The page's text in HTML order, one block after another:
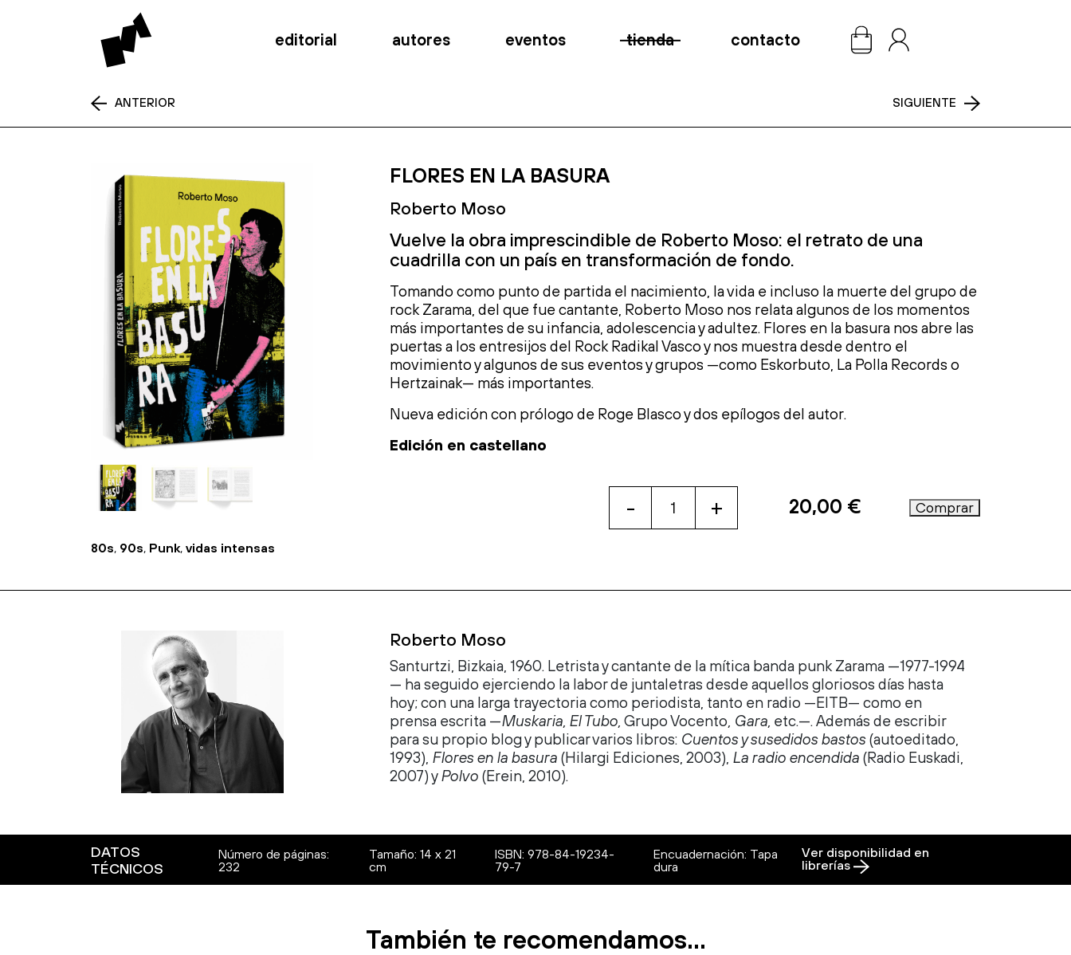
editorial autores eventos tienda contacto
ANTERIOR SIGUIENTE
80s, 90s, Punk, vidas intensas
FLORES EN LA BASURA
Roberto Moso
Vuelve la obra imprescindible de Roberto Moso: el retrato de una
cuadrilla con un país en transformación de fondo.
Tomando como punto de partida el nacimiento, la vida e incluso la muerte del grupo de
rock Zarama, del que fue cantante, Roberto Moso nos relata algunos de los momentos
más importantes de su infancia, adolescencia y adultez. Flores en la basura nos abre las
puertas a los entresijos del Rock RadikalVascoy nos muestra desde dentro el
movimiento y algunos de sus eventos y grupos —como Eskorbuto , La Polla Records o
Hertzainak— más importantes.
Nueva edicióncon prólogo de Roge Blasco y dos epílogos del autor.
Edición en castellano
FLORES
EN
- + 20,00 € Comprar
Roberto Moso
Santurtzi, Bizkaia, 1960. Letrista y cantante de la mítica banda punk Zarama —1977-1994
— ha seguido ejerciendo la labor de juntaletras desde aquellos gloriosos días hasta
hoy; con una larga trayectoria como periodista, tanto en radio —EITB— como en
prensa escrita —Muskaria, El Tubo, Grupo Vocento , Gara, etc.—. Además de escribir
para su propio blog y publicar varios libros: Cuentos y susedidos bastos(autoeditado,
1993), Flores en la basura (Hilargi Ediciones, 2003), La radio encendida (Radio Euskadi,
2007) yPolvo (Erein, 2010).
DATOS
TÉCNICOS
Número de páginas:
232
Tamaño: 14 x 21
cm
ISBN: 978-84-19234-
79-7
Encuadernación: Tapa
dura
Ver disponibilidad en
librerías
También te recomendamos…